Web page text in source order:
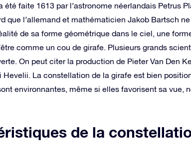
été faite 1613 par l’astronome néerlandais Petrus
que l’allemand et mathématicien Jakob Bartsch
de sa forme géométrique dans le ciel, une
comme un cou de girafe. Plusieurs grands
On peut citer la production de Pieter Van Den
Hevelii. La constellation de la girafe est bien
environnantes, même si elles favorisent sa vue,
de la